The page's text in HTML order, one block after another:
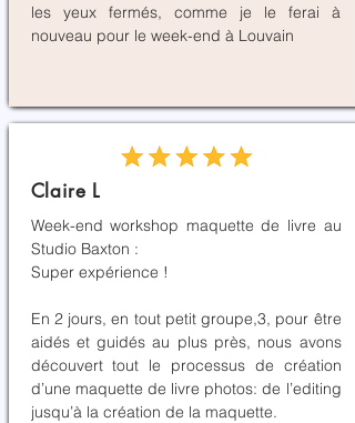
les yeux fermés, comme je le ferai à
nouveau pour le week-end à Louvain
Claire L
Week-end workshop maquette de livre au
Studio Baxton :
Super expérience !
En 2 jours, en tout petit groupe,3, pour être
aidés et guidés au plus près, nous avons
découvert tout le processus de création
d’une maquette de livre photos: de l’editing
jusqu’à la création de la maquette.